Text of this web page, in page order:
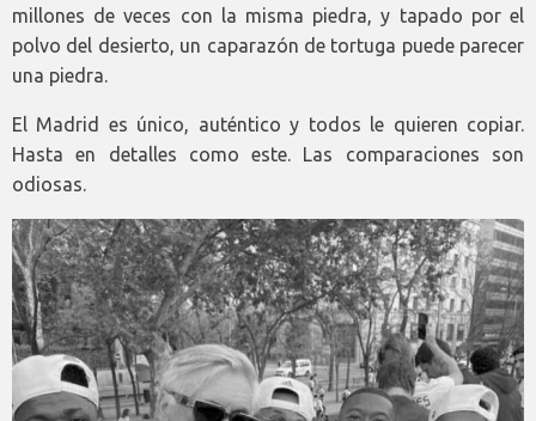
millones de veces con la misma piedra, y tapado por el
polvo del desierto, un caparazón de tortuga puede parecer
una piedra.
El Madrid es único, auténtico y todos le quieren copiar.
Hasta en detalles como este. Las comparaciones son
odiosas.